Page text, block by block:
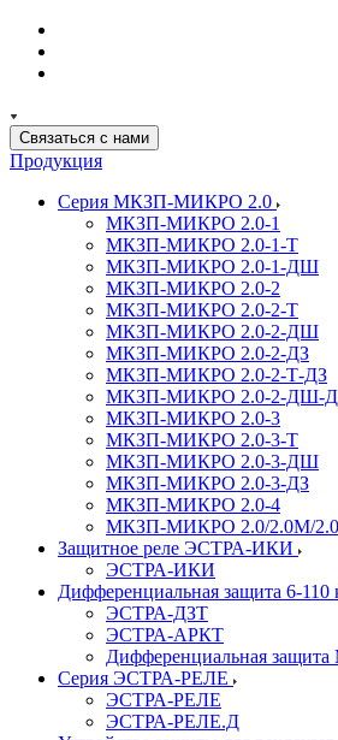
Связаться с нами
Продукция
Серия МКЗП-МИКРО 2.0
МКЗП-МИКРО 2.0-1
МКЗП-МИКРО 2.0-1-Т
МКЗП-МИКРО 2.0-1-ДШ
МКЗП-МИКРО 2.0-2
МКЗП-МИКРО 2.0-2-Т
МКЗП-МИКРО 2.0-2-ДШ
МКЗП-МИКРО 2.0-2-ДЗ
МКЗП-МИКРО 2.0-2-Т-ДЗ
МКЗП-МИКРО 2.0-2-ДШ-
МКЗП-МИКРО 2.0-3
МКЗП-МИКРО 2.0-3-Т
МКЗП-МИКРО 2.0-3-ДШ
МКЗП-МИКРО 2.0-3-ДЗ
МКЗП-МИКРО 2.0-4
МКЗП-МИКРО 2.0/2.0М/
Защитное реле ЭСТРА-ИКИ
ЭСТРА-ИКИ
Дифференциальная защита 6-110
ЭСТРА-ДЗТ
ЭСТРА-АРКТ
Дифференциальная
Серия ЭСТРА-РЕЛЕ
ЭСТРА-РЕЛЕ
ЭСТРА-РЕЛЕ.Д